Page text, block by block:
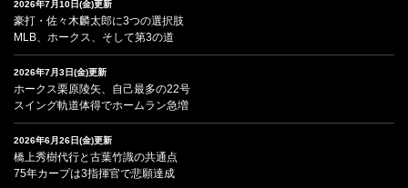
2026年7月10日(金)更新
豪打・佐々木麟太郎に3つの選択肢
MLB、ホークス、そして第3の道
2026年7月3日(金)更新
ホークス栗原陵矢、自己最多の22号
スイング軌道体得でホームラン急増
2026年6月26日(金)更新
橋上秀樹代行と古葉竹識の共通点
75年カープは3指揮官で悲願達成